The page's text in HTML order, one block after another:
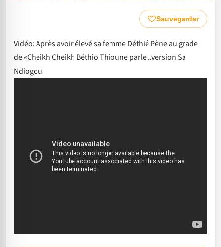
Sauvegarder
Vidéo: Après avoir élevé sa femme Déthié Pène au grade
de «Cheikh Cheikh Béthio Thioune parle ..version Sa
Ndiogou